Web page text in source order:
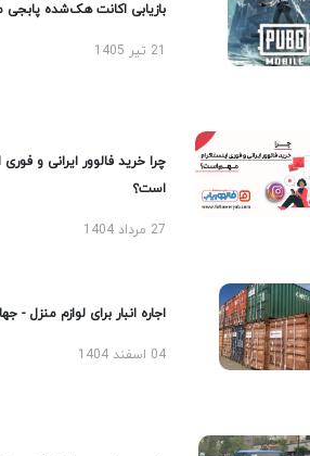
بازیابی اکانت هک‌شده پابجی
چرا خرید فالوور ایرانی و فوری
است؟
27 مرداد 1404
اجاره انبار برای لوازم منزل -
04 اسفند 1404